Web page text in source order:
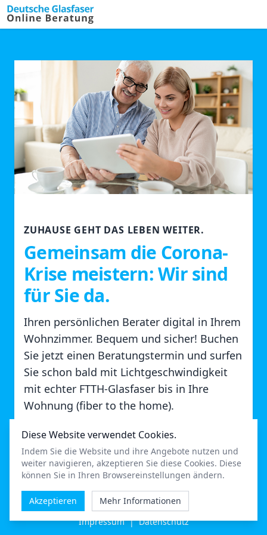
ZUHAUSE GEHT DAS LEBEN WEITER.
Gemeinsam die Corona-
Krise meistern: Wir sind
für Sie da.
Ihren persönlichen Berater digital in Ihrem
Wohnzimmer. Bequem und sicher! Buchen
Sie jetzt einen Beratungstermin und surfen
Sie schon bald mit Lichtgeschwindigkeit
mit echter FTTH-Glasfaser bis in Ihre
Wohnung (fiber to the home).
Einen Termin vereinbaren
Diese Website verwendet Cookies.
Indem Sie die Website und ihre Angebote nutzen und
weiter navigieren, akzeptieren Sie diese Cookies. Diese
können Sie in Ihren Browsereinstellungen ändern.
Akzeptieren
Mehr Informationen
Impressum | Datenschutz